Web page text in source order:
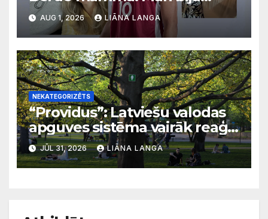
svarīgi, lai bērni apgūst
latviešu valodu
AUG 1, 2026 LIĀNA LANGA
NEKATEGORIZĒTS
“Providus”: Latviešu valodas
apguves sistēma vairāk reaģē
uz krīzēm nekā ilgtermiņa
migrācijas tendencēm
JŪL 31, 2026 LIĀNA LANGA